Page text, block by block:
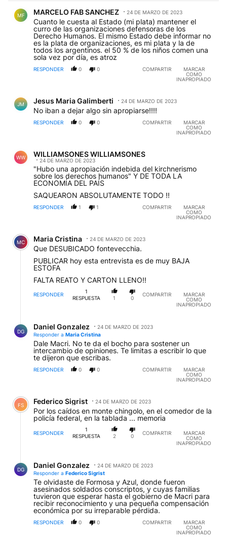
MF MARCELO FAB SANCHEZ 24 DE MARZO DE 2023
Cuanto le cuesta al Estado (mi plata) mantener el
curro de las organizaciones defensoras de los
Derecho Humanos. El mismo Estado debe informar no
es la plata de organizaciones, es mi plata y la de
todos los argentinos. el 50 % de los niños comen una
sola vez por día, es atroz
RESPONDER 0 0 COMPARTIR
MARCAR
COMO
INAPROPIADO
JM Jesus Maria Galimberti 24 DE MARZO DE 2023
No iban a dejar algo sin apropiarse!!!!
RESPONDER 0 0 COMPARTIR
MARCAR
COMO
INAPROPIADO
WW WILLIAMSONES WILLIAMSONES
24 DE MARZO DE 2023
"Hubo una apropiación indebida del kirchnerismo
sobre los derechos humanos" Y DE TODA LA
ECONOMÍA DEL PAÍS
SAQUEARON ABSOLUTAMENTE TODO !!
RESPONDER 1 1 COMPARTIR
MARCAR
COMO
INAPROPIADO
MC Maria Cristina 24 DE MARZO DE 2023
Que DESUBICADO fontevecchia.
PUBLICAR hoy esta entrevista es de muy BAJA
ESTOFA
FALTA REATO Y CARTON LLENO!!
RESPONDER
1
RESPUESTA
1 0
COMPARTIR
MARCAR
COMO
INAPROPIADO
DG
Daniel Gonzalez
24 DE MARZO DE 2023
Responder a Maria Cristina
Dale Macri. No te da el bocho para sostener un
intercambio de opiniones. Te limitas a escribir lo que
te dijeron que escribas.
RESPONDER 0 0 COMPARTIR
MARCAR
COMO
INAPROPIADO
Comentario de Federico Sigrist.
FS Federico Sigrist 24 DE MARZO DE 2023
Por los caídos en monte chingolo, en el comedor de la
policía federal, en la tablada ... memoria
RESPONDER
1
RESPUESTA
2 0
COMPARTIR
MARCAR
COMO
INAPROPIADO
DG
Daniel Gonzalez
24 DE MARZO DE 2023
Responder a Federico Sigrist
Te olvidaste de Formosa y Azul, donde fueron
asesinados soldados conscriptos, y cuyas familias
tuvieron que esperar hasta el gobierno de Macri para
recibir reconocimiento y una pequeña compensación
económica por su irreparable pérdida.
RESPONDER 0 0 COMPARTIR
MARCAR
COMO
INAPROPIADO